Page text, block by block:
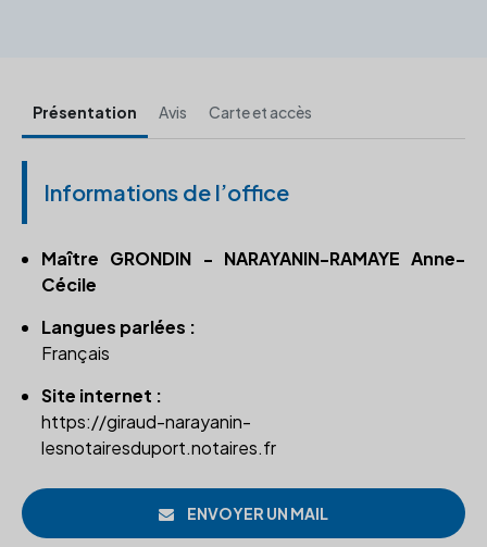
Présentation Avis Carte et accès
Informations de l’office
Maître GRONDIN - NARAYANIN-RAMAYE Anne-
Cécile
Langues parlées :
Français
Site internet :
https://giraud-narayanin-
lesnotairesduport.notaires.fr
ENVOYER UN MAIL